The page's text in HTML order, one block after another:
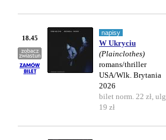
18.45
napisy
W Ukryciu
(Plainclothes)
romans/thriller
USA/Wlk. Brytania
2026
bilet norm. 22 zł, ulg.
19 zł